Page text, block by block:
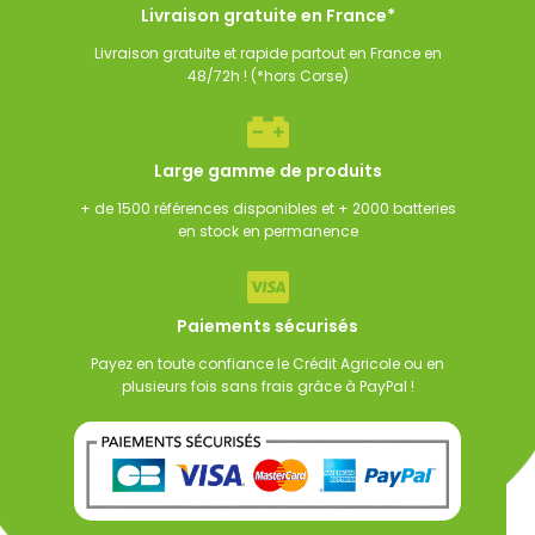
Livraison gratuite en France*
Livraison gratuite et rapide partout en France en
48/72h ! (*hors Corse)
Large gamme de produits
+ de 1500 références disponibles et + 2000 batteries
en stock en permanence
Paiements sécurisés
Payez en toute confiance le Crédit Agricole ou en
plusieurs fois sans frais grâce à PayPal !